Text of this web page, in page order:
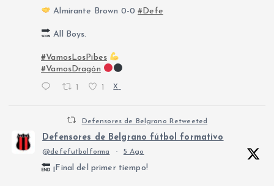
Almirante Brown 0-0#Defe
All Boys.
#VamosLosPibes
#VamosDragón
X
Defensores de Belgrano Retweeted
Defensores de Belgrano fútbol formativo
@defefutbolforma · 5 Ago
¡Final del primer tiempo!